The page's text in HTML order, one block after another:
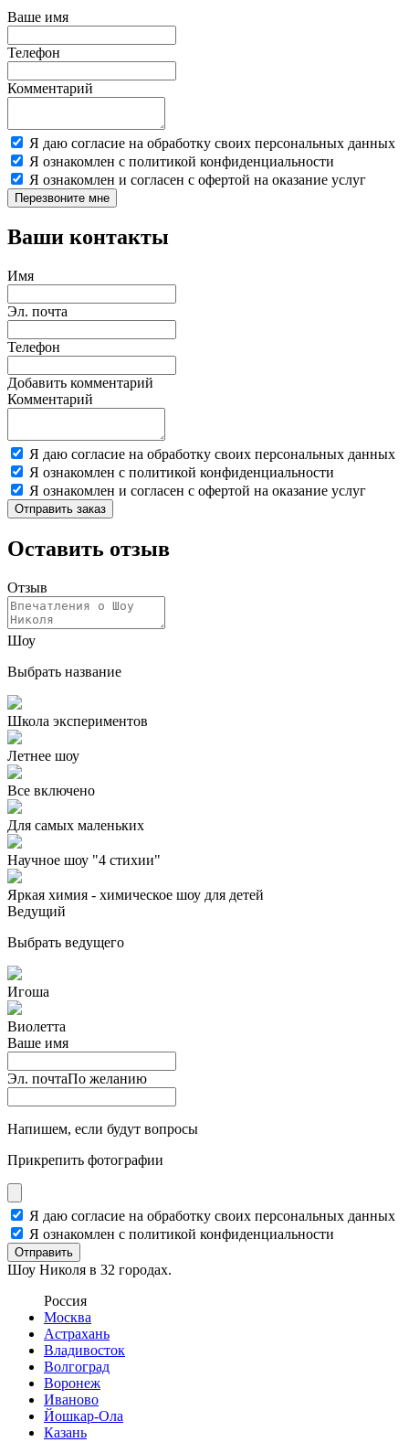
Ваше имя
Телефон
Комментарий
Я даю согласие на обработку своих персональных данных
Я ознакомлен с политикой конфиденциальности
Я ознакомлен и согласен с офертой на оказание услуг
Перезвоните мне
Ваши контакты
Имя
Эл. почта
Телефон
Добавить комментарий
Комментарий
Я даю согласие на обработку своих персональных данных
Я ознакомлен с политикой конфиденциальности
Я ознакомлен и согласен с офертой на оказание услуг
Отправить заказ
Оставить отзыв
Отзыв
Шоу
Выбрать название
Школа экспериментов
Летнее шоу
Все включено
Для самых маленьких
Научное шоу "4 стихии"
Яркая химия - химическое шоу для детей
Ведущий
Выбрать ведущего
Игоша
Виолетта
Ваше имя
Эл. почтаПо желанию
Напишем, если будут вопросы
Прикрепить фотографии
Я даю согласие на обработку своих персональных данных
Я ознакомлен с политикой конфиденциальности
Отправить
Шоу Николя в 32 городах.
Россия
Москва
Астрахань
Владивосток
Волгоград
Воронеж
Иваново
Йошкар-Ола
Казань